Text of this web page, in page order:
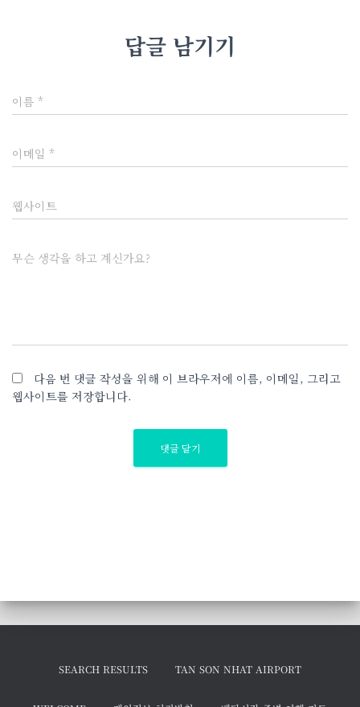
답글 남기기
이름 *
이메일 *
웹사이트
무슨 생각을 하고 계신가요?
다음 번 댓글 작성을 위해 이 브라우저에 이름, 이메일, 그리고
웹사이트를 저장합니다.
SEARCH RESULTS TAN SON NHAT AIRPORT